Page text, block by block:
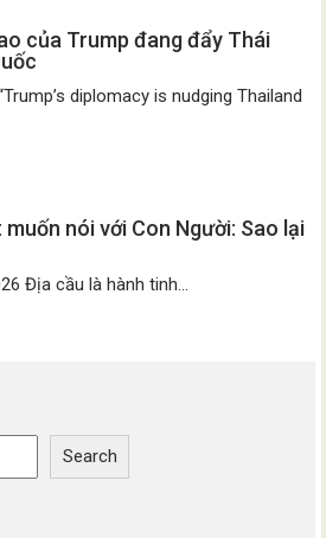
của Trump đang đẩy Thái
diplomacy is nudging Thailand
nói với Con Người: Sao lại
Địa cầu là hành tinh...
Search